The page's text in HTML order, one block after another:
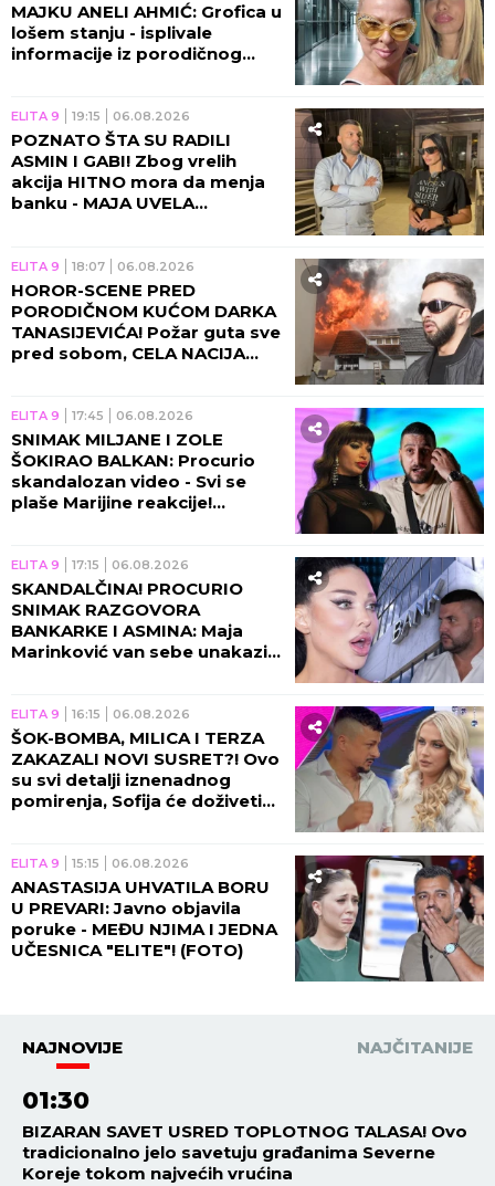
MAJKU ANELI AHMIĆ: Grofica u
lošem stanju - isplivale
informacije iz porodičnog
ELITA 9 19:15 06.08.2026
POZNATO ŠTA SU RADILI
ASMIN I GABI! Zbog vrelih
akcija HITNO mora da menja
banku - MAJA UVELA
ELITA 9 18:07 06.08.2026
HOROR-SCENE PRED
PORODIČNOM KUĆOM DARKA
TANASIJEVIĆA! Požar guta sve
pred sobom, CELA NACIJA
ELITA 9 17:45 06.08.2026
SNIMAK MILJANE I ZOLE
ŠOKIRAO BALKAN: Procurio
skandalozan video - Svi se
plaše Marijine reakcije!
ELITA 9 17:15 06.08.2026
SKANDALČINA! PROCURIO
SNIMAK RAZGOVORA
BANKARKE I ASMINA: Maja
Marinković van sebe unakazila
ELITA 9 16:15 06.08.2026
ŠOK-BOMBA, MILICA I TERZA
ZAKAZALI NOVI SUSRET?! Ovo
su svi detalji iznenadnog
pomirenja, Sofija će doživeti
ELITA 9 15:15 06.08.2026
ANASTASIJA UHVATILA BORU
U PREVARI: Javno objavila
poruke - MEĐU NJIMA I JEDNA
UČESNICA "ELITE"! (FOTO)
NAJNOVIJE NAJČITANIJE
01:30
BIZARAN SAVET USRED TOPLOTNOG TALASA! Ovo
tradicionalno jelo savetuju građanima Severne
Koreje tokom najvećih vrućina